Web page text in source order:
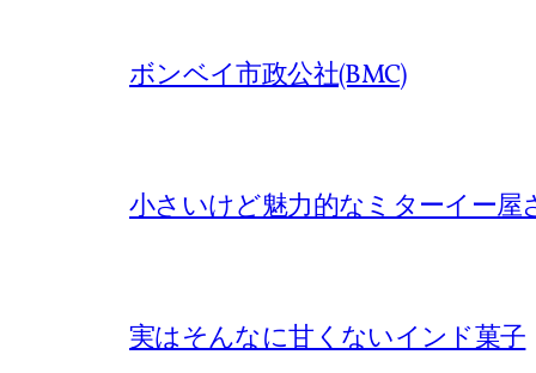
ボンベイ市政公社(BMC)
小さいけど魅力的なミターイー屋
実はそんなに甘くないインド菓子